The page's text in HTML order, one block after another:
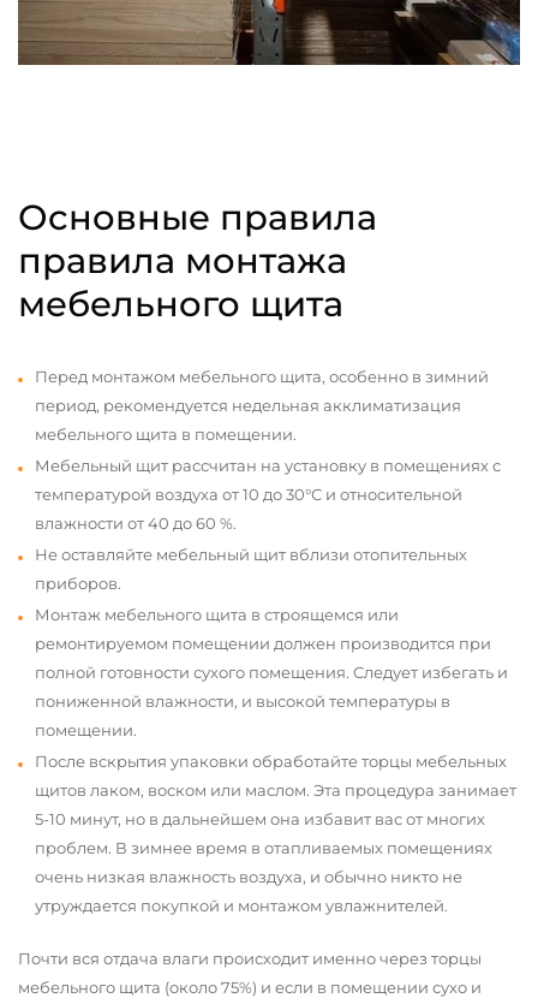
Основные правила
правила монтажа
мебельного щита
Перед монтажом мебельного щита, особенно в зимний
период, рекомендуется недельная акклиматизация
мебельного щита в помещении.
Мебельный щит рассчитан на установку в помещениях с
температурой воздуха от 10 до 30°С и относительной
влажности от 40 до 60 %.
Не оставляйте мебельный щит вблизи отопительных
приборов.
Монтаж мебельного щита в строящемся или
ремонтируемом помещении должен производится при
полной готовности сухого помещения. Следует избегать и
пониженной влажности, и высокой температуры в
помещении.
После вскрытия упаковки обработайте торцы мебельных
щитов лаком, воском или маслом. Эта процедура занимает
5-10 минут, но в дальнейшем она избавит вас от многих
проблем. В зимнее время в отапливаемых помещениях
очень низкая влажность воздуха, и обычно никто не
утруждается покупкой и монтажом увлажнителей.
Почти вся отдача влаги происходит именно через торцы
мебельного щита (около 75%) и если в помещении сухо и